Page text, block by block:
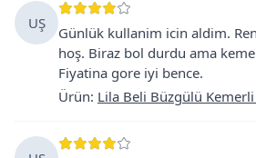
UŞ
Günlük kullanim icin aldim.
hoş. Biraz bol durdu ama
Fiyatina gore iyi bence.
Ürün: Lila Beli Büzgülü